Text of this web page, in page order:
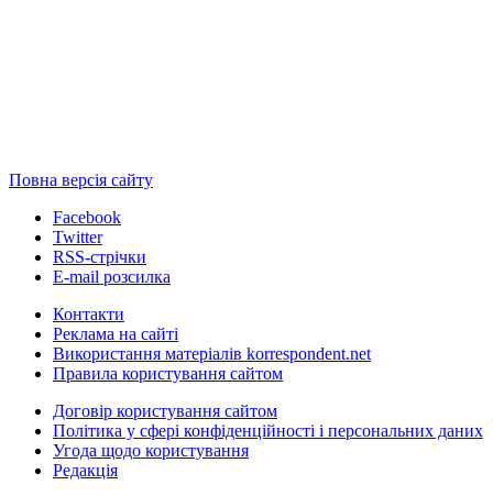
Повна версія сайту
Facebook
Twitter
RSS-стрічки
E-mail розсилка
Контакти
Реклама на сайті
Використання матеріалів korrespondent.net
Правила користування сайтом
Договір користування сайтом
Політика у сфері конфіденційності і персональних даних
Угода щодо користування
Редакція